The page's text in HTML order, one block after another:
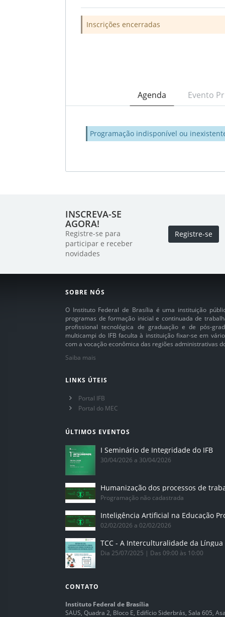
Inscrições encerradas
Agenda Evento
Programação indisponível ou
INSCREVA-SE
AGORA!
Registre-se para
participar e receber
novidades
Registre-se
SOBRE NÓS
O Instituto Federal de Brasília é uma instituição
programas de formação inicial e continuada de
profissional tecnológica de graduação e de pós-
multicampi do IFB faculta à instituição fixar-se em
com a vocação econômica das regiões administrativas
Saiba mais
LINKS ÚTEIS
Portal IFB
Portal do MEC
ÚLTIMOS EVENTOS
I Seminário de Integridade do IFB
30/04/2026 a 30/04/2026
Humanização dos processos de
Programação não cadastrada
02/02/2026 a 02/02/2026
Dia 25/07/2025 | Das 09:00 às 10:00
CONTATO
Instituto Federal de Brasília
SAUS, Quadra 2, Bloco E, Edifício Siderbrás, Sala 605,